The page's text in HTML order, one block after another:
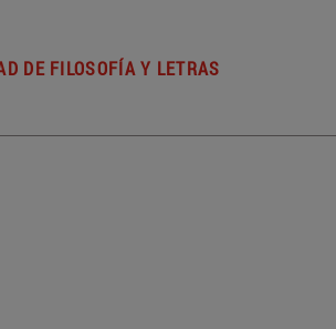
DE FILOSOFÍA Y LETRAS